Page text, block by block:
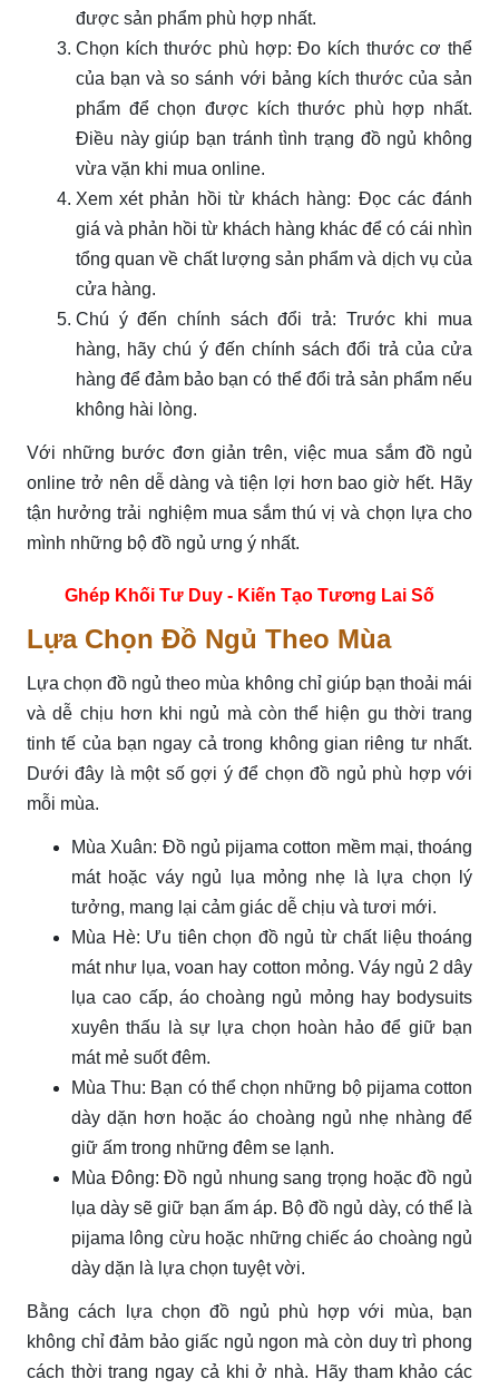
được sản phẩm phù hợp nhất.
Chọn kích thước phù hợp: Đo kích thước cơ thể
của bạn và so sánh với bảng kích thước của sản
phẩm để chọn được kích thước phù hợp nhất.
Điều này giúp bạn tránh tình trạng đồ ngủ không
vừa vặn khi mua online.
Xem xét phản hồi từ khách hàng: Đọc các đánh
giá và phản hồi từ khách hàng khác để có cái nhìn
tổng quan về chất lượng sản phẩm và dịch vụ của
cửa hàng.
Chú ý đến chính sách đổi trả: Trước khi mua
hàng, hãy chú ý đến chính sách đổi trả của cửa
hàng để đảm bảo bạn có thể đổi trả sản phẩm nếu
không hài lòng.
Với những bước đơn giản trên, việc mua sắm đồ ngủ
online trở nên dễ dàng và tiện lợi hơn bao giờ hết. Hãy
tận hưởng trải nghiệm mua sắm thú vị và chọn lựa cho
mình những bộ đồ ngủ ưng ý nhất.
Ghép Khối Tư Duy - Kiến Tạo Tương Lai Số
Lựa Chọn Đồ Ngủ Theo Mùa
Lựa chọn đồ ngủ theo mùa không chỉ giúp bạn thoải mái
và dễ chịu hơn khi ngủ mà còn thể hiện gu thời trang
tinh tế của bạn ngay cả trong không gian riêng tư nhất.
Dưới đây là một số gợi ý để chọn đồ ngủ phù hợp với
mỗi mùa.
Mùa Xuân: Đồ ngủ pijama cotton mềm mại, thoáng
mát hoặc váy ngủ lụa mỏng nhẹ là lựa chọn lý
tưởng, mang lại cảm giác dễ chịu và tươi mới.
Mùa Hè: Ưu tiên chọn đồ ngủ từ chất liệu thoáng
mát như lụa, voan hay cotton mỏng. Váy ngủ 2 dây
lụa cao cấp, áo choàng ngủ mỏng hay bodysuits
xuyên thấu là sự lựa chọn hoàn hảo để giữ bạn
mát mẻ suốt đêm.
Mùa Thu: Bạn có thể chọn những bộ pijama cotton
dày dặn hơn hoặc áo choàng ngủ nhẹ nhàng để
giữ ấm trong những đêm se lạnh.
Mùa Đông: Đồ ngủ nhung sang trọng hoặc đồ ngủ
lụa dày sẽ giữ bạn ấm áp. Bộ đồ ngủ dày, có thể là
pijama lông cừu hoặc những chiếc áo choàng ngủ
dày dặn là lựa chọn tuyệt vời.
Bằng cách lựa chọn đồ ngủ phù hợp với mùa, bạn
không chỉ đảm bảo giấc ngủ ngon mà còn duy trì phong
cách thời trang ngay cả khi ở nhà. Hãy tham khảo các